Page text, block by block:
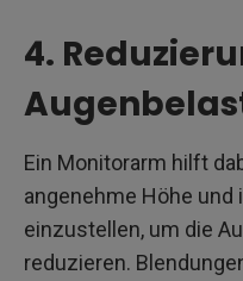
4.
Ein Monitorarm hilft
angenehme Höhe und
einzustellen, um die
reduzieren.